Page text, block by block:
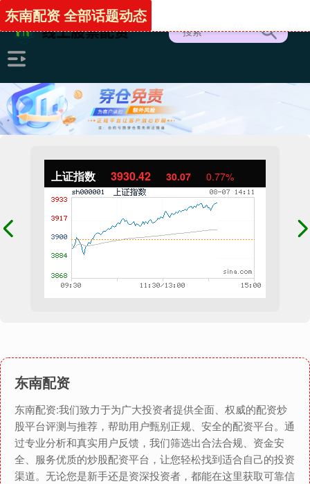
上证指数 3930.20 29.85 0.77%
东南配资
东南配资:我们致力于为广大投资者提供全面、权威的配资炒
股平台评测与推荐，帮助用户甄别正规、安全的配资平台。通
过专业分析和真实用户反馈，我们筛选出合法合规、资金安
全、服务优质的炒股配资平台，让您轻松找到适合自己的投资
渠道。无论您是新手还是资深投资者，都能在这里获取可靠信
东南配资 全部话题动态